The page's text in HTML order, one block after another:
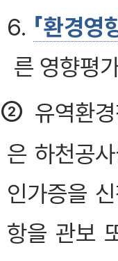
6. 「환경영
른 영향평
② 유역환
은 하천공
인가증을
항을 관보